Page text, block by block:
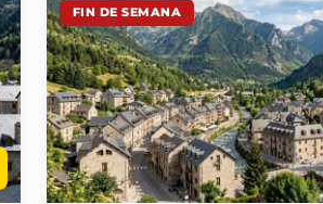
FIN DE SEMANA